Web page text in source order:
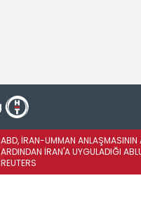
ABD, İRAN-UMMAN ANLAŞMASININ
ARDINDAN İRAN'A UYGULADIĞI
REUTERS